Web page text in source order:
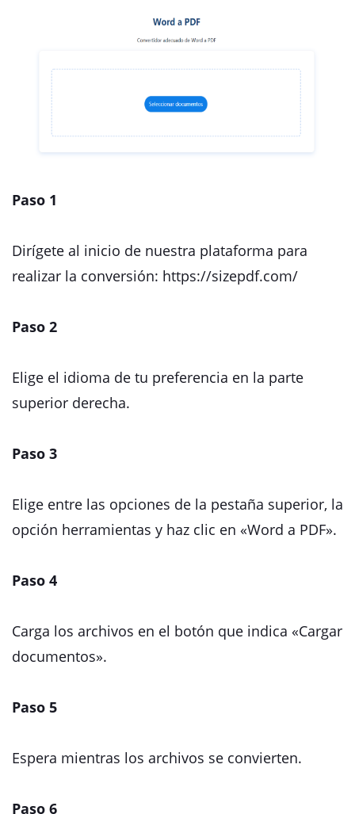
Paso 1
Dirígete al inicio de nuestra plataforma para
realizar la conversión: https://sizepdf.com/
Paso 2
Elige el idioma de tu preferencia en la parte
superior derecha.
Paso 3
Elige entre las opciones de la pestaña superior, la
opción herramientas y haz clic en «Word a PDF».
Paso 4
Carga los archivos en el botón que indica «Cargar
documentos».
Paso 5
Espera mientras los archivos se convierten.
Paso 6